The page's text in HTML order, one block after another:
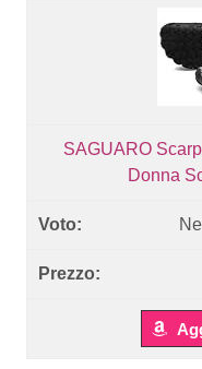
SAGUARO
Donna